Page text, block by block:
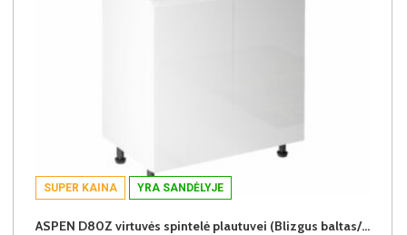
SUPER KAINA YRA SANDĖLYJE
ASPEN D80Z virtuvės spintelė plautuvei (Blizgus baltas/Baltas)